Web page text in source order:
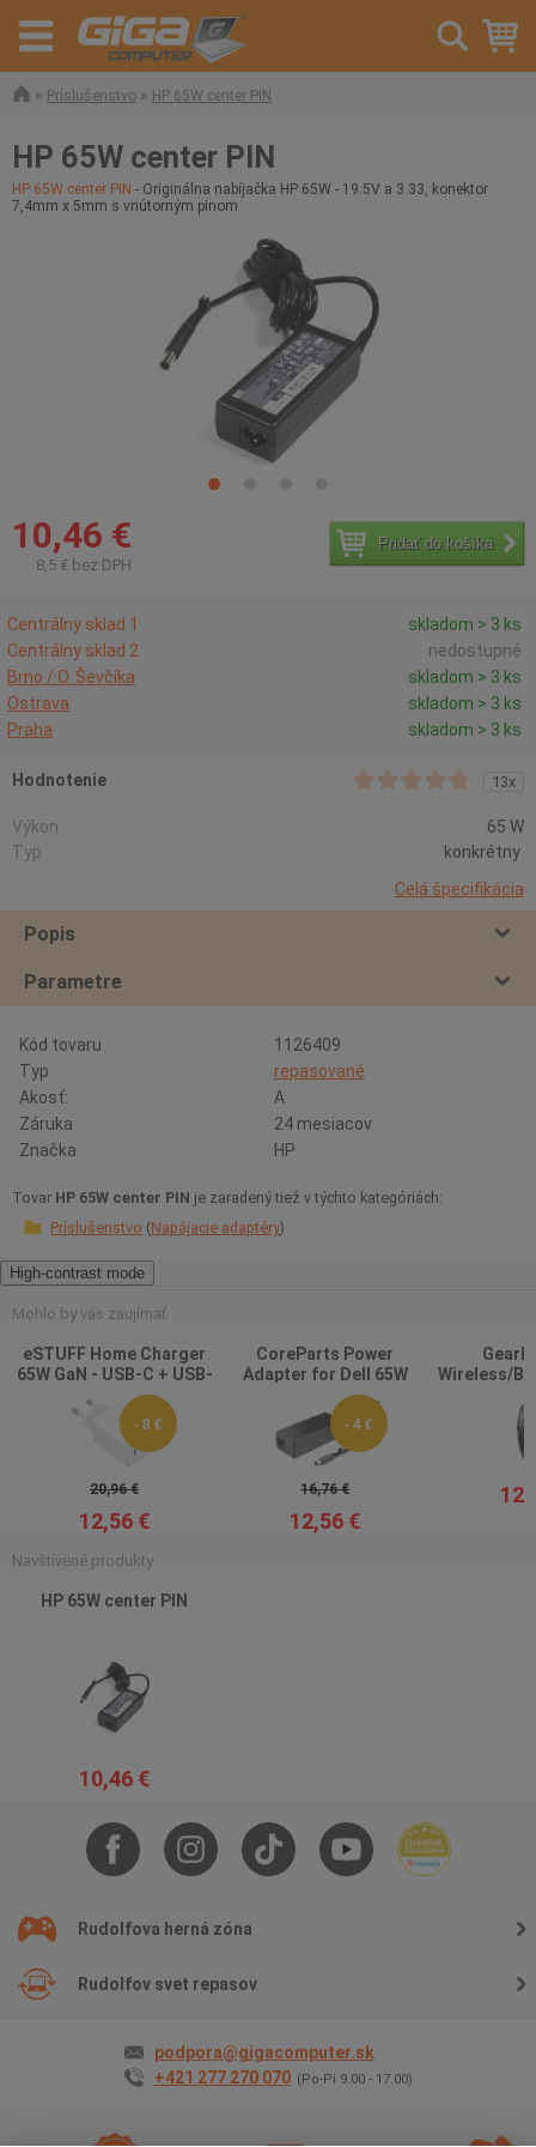
» Príslušenstvo » HP 65W center PIN
HP 65W center PIN
HP 65W center PIN - Originálna nabíjačka HP 65W - 19.5V a 3.33, konektor
7,4mm x 5mm s vnútorným pinom
10,46 €
8,5 € bez DPH
Pridať do košíka
Centrálny sklad 1
skladom > 3 ks
Centrálny sklad 2
nedostupné
Brno / O. Ševčíka
skladom > 3 ks
Ostrava
skladom > 3 ks
Praha
skladom > 3 ks
Hodnotenie 13x
Výkon
65 W
Typ
konkrétny
Celá špecifikácia
Popis
Parametre
Kód tovaru
1126409
Typ
repasované
Akosť:
A
Záruka
24 mesiacov
Značka
HP
Tovar HP 65W center PIN je zaradený tiež v týchto kategóriách:
Príslušenstvo Napájacie adaptéry
High-contrast mode
Mohlo by vás zaujímať
eSTUFF Home Charger
65W GaN - USB-C + USB-
A, EU plug - White (Bulk)
- 8 €
20,96 €
12,56 €
CoreParts Power
Adapter for Dell 65W
19.5V 3.34A Plug:7.4*5.0
- 4 €
16,76 €
12,56 €
Wireless/
Navštívené produkty
HP 65W center PIN
10,46 €
Rudolfova herná zóna
Rudolfov svet repasov
podpora@gigacomputer.sk
+421 277 270 070 (Po-Pi 9.00 - 17.00)